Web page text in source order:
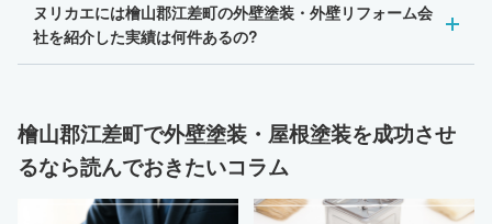
ヌリカエには檜山郡江差町の外壁塗装・外壁リフォーム会
社を紹介した実績は何件あるの?
檜山郡江差町で外壁塗装・屋根塗装を成功させ
るなら読んでおきたいコラム